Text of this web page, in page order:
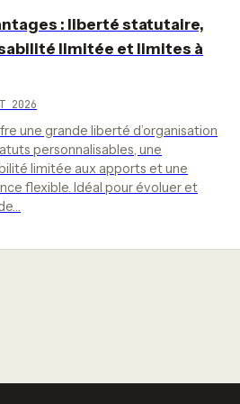
: liberté statutaire,
limitée et limites à
2026
une grande liberté d’organisation
personnalisables, une
limitée aux apports et une
flexible. Idéal pour évoluer et